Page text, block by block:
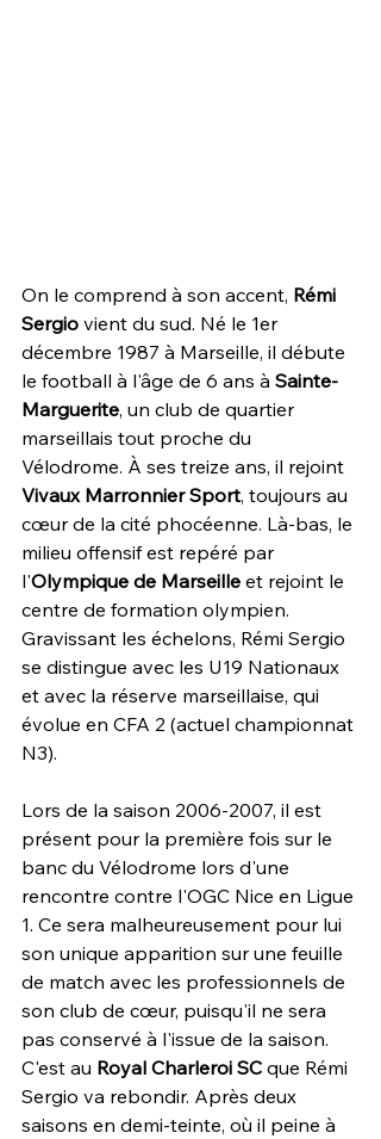
On le comprend à son accent, Rémi
Sergio vient du sud. Né le 1er
décembre 1987 à Marseille, il débute
le football à l'âge de 6 ans à Sainte-
Marguerite, un club de quartier
marseillais tout proche du
Vélodrome. À ses treize ans, il rejoint
Vivaux Marronnier Sport, toujours au
cœur de la cité phocéenne. Là-bas, le
milieu offensif est repéré par
l'Olympique de Marseille et rejoint le
centre de formation olympien.
Gravissant les échelons, Rémi Sergio
se distingue avec les U19 Nationaux
et avec la réserve marseillaise, qui
évolue en CFA 2 (actuel championnat
N3).
Lors de la saison 2006-2007, il est
présent pour la première fois sur le
banc du Vélodrome lors d'une
rencontre contre l'OGC Nice en Ligue
1. Ce sera malheureusement pour lui
son unique apparition sur une feuille
de match avec les professionnels de
son club de cœur, puisqu'il ne sera
pas conservé à l'issue de la saison.
C'est au Royal Charleroi SC que Rémi
Sergio va rebondir. Après deux
saisons en demi-teinte, où il peine à